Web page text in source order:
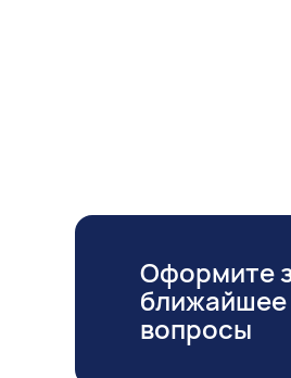
Оформите
ближайшее
вопросы